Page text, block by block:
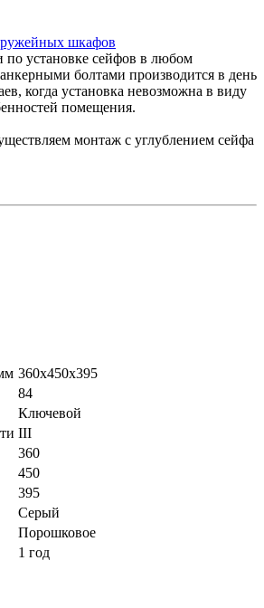
шкафов
установке сейфов в любом
болтами производится в день
когда установка невозможна в виду
помещения.
монтаж с углублением сейфа
360x450x395
84
Ключевой
III
360
450
395
Серый
Порошковое
1 год